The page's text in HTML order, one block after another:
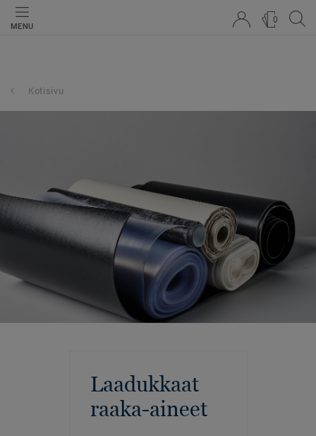
MENU
0
Kotisivu
Laadukkaat
raaka-aineet